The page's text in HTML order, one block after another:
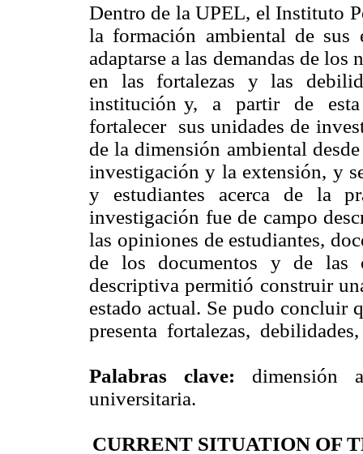
Dentro de la UPEL, el Instituto
la formación ambiental de sus
adaptarse a las demandas de
en las fortalezas y las
institución y, a partir de
fortalecer sus unidades de
de la dimensión ambiental
investigación y la extensión, y
y estudiantes acerca de la
investigación fue de campo
las opiniones de estudiantes,
de los documentos y de las
descriptiva permitió construir
estado actual. Se pudo
presenta fortalezas, debilidades,
Palabras clave: dimensión
universitaria.
CURRENT SITUATION OF